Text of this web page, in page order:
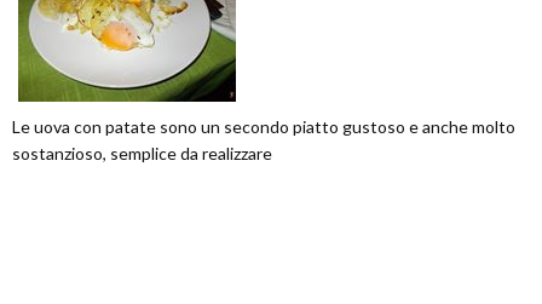
Le uova con patate sono un secondo piatto gustoso e anche molto
sostanzioso, semplice da realizzare